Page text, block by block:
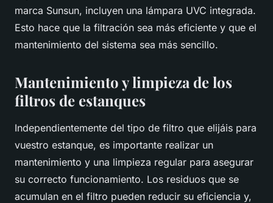
marca Sunsun, incluyen una lámpara UVC integrada.
Esto hace que la filtración sea más eficiente y que el
mantenimiento del sistema sea más sencillo.
Mantenimiento y limpieza de los
filtros de estanques
Independientemente del tipo de filtro que elijáis para
vuestro estanque, es importante realizar un
mantenimiento y una limpieza regular para asegurar
su correcto funcionamiento. Los residuos que se
acumulan en el filtro pueden reducir su eficiencia y,